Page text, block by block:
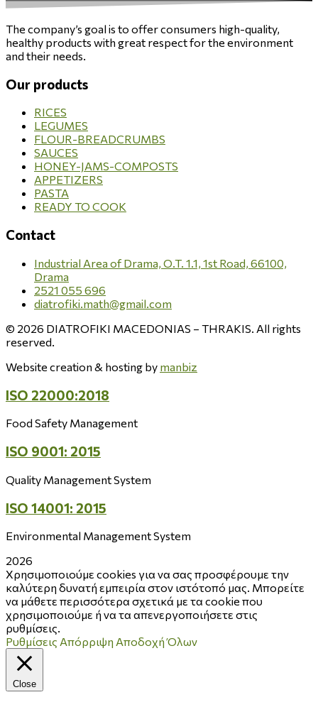
The company’s goal is to offer consumers high-quality,
healthy products with great respect for the environment
and their needs.
Our products
RICES
LEGUMES
FLOUR-BREADCRUMBS
SAUCES
HONEY-JAMS-COMPOSTS
APPETIZERS
PASTA
READY TO COOK
Contact
Industrial Area of Drama, O.T. 1.1, 1st Road, 66100,
Drama
2521 055 696
diatrofiki.math@gmail.com
© 2026 DIATROFIKI MACEDONIAS – THRAKIS. All rights
reserved.
Website creation & hosting by manbiz
ISO 22000:2018
Food Safety Management
ISO 9001: 2015
Quality Management System
ISO 14001: 2015
Environmental Management System
2026
Χρησιμοποιούμε cookies για να σας προσφέρουμε την
καλύτερη δυνατή εμπειρία στον ιστότοπό μας. Μπορείτε
να μάθετε περισσότερα σχετικά με τα cookie που
χρησιμοποιούμε ή να τα απενεργοποιήσετε στις
ρυθμίσεις.
Ρυθμίσεις Απόρριψη Αποδοχή Όλων
Close